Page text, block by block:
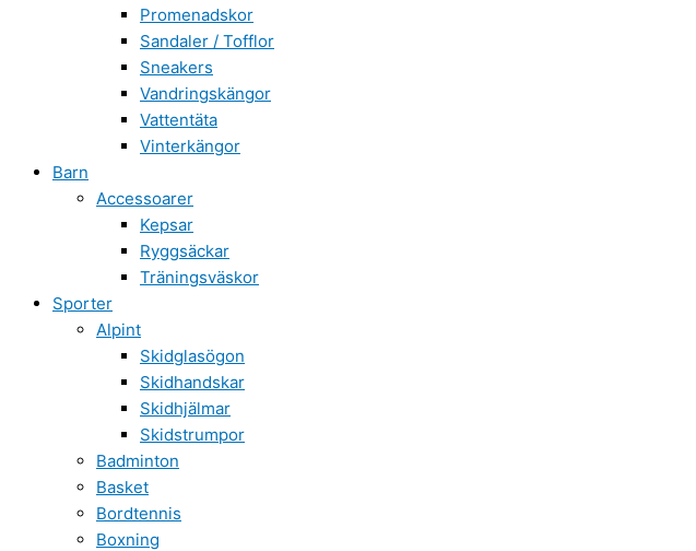
Promenadskor
Sandaler / Tofflor
Sneakers
Vandringskängor
Vattentäta
Vinterkängor
Barn
Accessoarer
Kepsar
Ryggsäckar
Träningsväskor
Sporter
Alpint
Skidglasögon
Skidhandskar
Skidhjälmar
Skidstrumpor
Badminton
Basket
Bordtennis
Boxning